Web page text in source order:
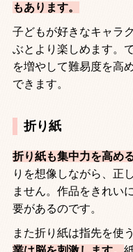
もあります。
子どもが好きなキャラ
ぶとより楽しめます。
を増やして難易度を高
できます。
折り紙
折り紙も集中力を高め
りを想像しながら、正
ません。作品をきれい
要があるのです。
また折り紙は指先を使